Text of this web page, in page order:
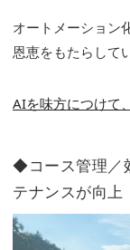
オートメーション
恩恵をもたらして
AIを味方につけて
◆コース管理／
テナンスが向上